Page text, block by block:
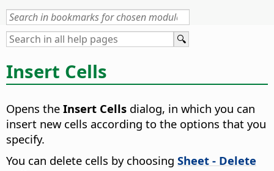
Insert Cells
Opens the Insert Cells dialog, in which you can
insert new cells according to the options that you
specify.
You can delete cells by choosing Sheet - Delete